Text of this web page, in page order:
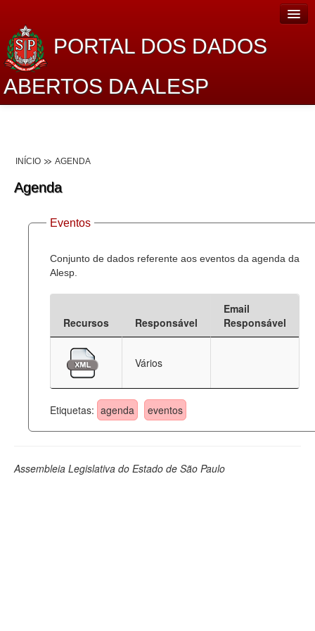
PORTAL DOS DADOS
ABERTOS DA ALESP
Lei de Acesso à Informação
Dados Governamentais Abertos
Planejamento
Catálogo de dados
Deputados Estaduais
Administração
Legislação
INÍCIO AGENDA
Agenda
Eventos
Conjunto de dados referente aos eventos da agenda da
Alesp.
Recursos Responsável
Email
Responsável
Vários
Etiquetas: agenda eventos
Assembleia Legislativa do Estado de São Paulo